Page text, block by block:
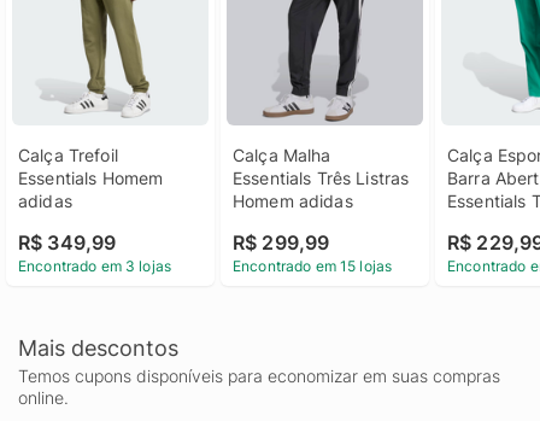
Calça Trefoil
Essentials Homem
adidas
R$ 349,99
Encontrado em 3 lojas
Calça Malha
Essentials Três Listras
Homem adidas
R$ 299,99
Encontrado em 15 lojas
Calça
Barra
Essentials
R$
Encontrado
Mais descontos
Temos cupons disponíveis para economizar em suas compras
online.